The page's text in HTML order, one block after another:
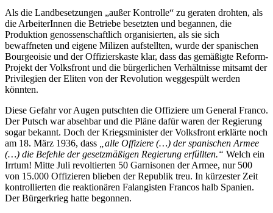
Als die Landbesetzungen „außer Kontrolle“ zu geraten drohten, als
die ArbeiterInnen die Betriebe besetzten und begannen, die
Produktion genossenschaftlich organisierten, als sie sich
bewaffneten und eigene Milizen aufstellten, wurde der spanischen
Bourgeoisie und der Offizierskaste klar, dass das gemäßigte Reform-
Projekt der Volksfront und die bürgerlichen Verhältnisse mitsamt der
Privilegien der Eliten von der Revolution weggespült werden
könnten.
Diese Gefahr vor Augen putschten die Offiziere um General Franco.
Der Putsch war absehbar und die Pläne dafür waren der Regierung
sogar bekannt. Doch der Kriegsminister der Volksfront erklärte noch
am 18. März 1936, dass
„alle Offiziere (…) der spanischen Armee
(…) die Befehle der gesetzmäßigen Regierung erfüllten.“ Welch ein
Irrtum! Mitte Juli revoltierten 50 Garnisonen der Armee, nur 500
von 15.000 Offizieren blieben der Republik treu. In kürzester Zeit
kontrollierten die reaktionären Falangisten Francos halb Spanien.
Der Bürgerkrieg hatte begonnen.